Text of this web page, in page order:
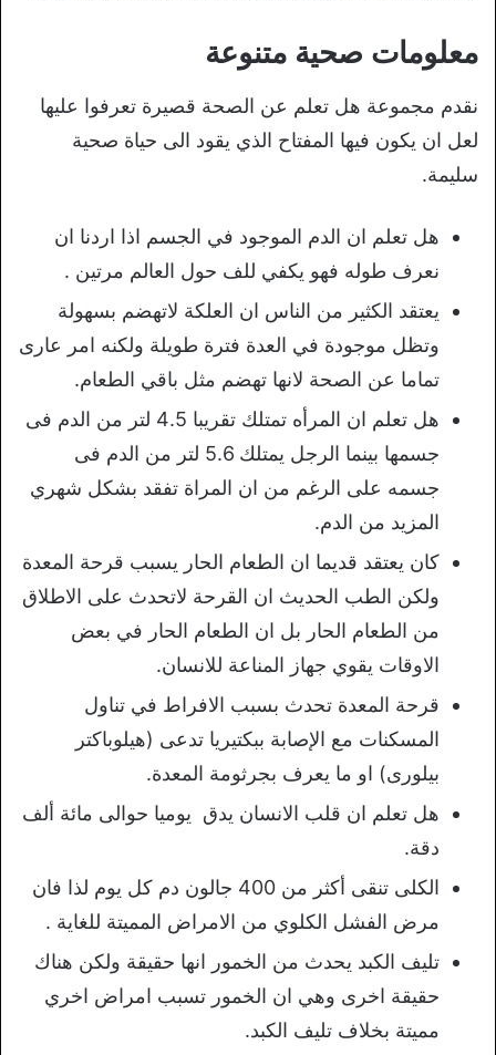
معلومات صحية متنوعة
نقدم مجموعة هل تعلم عن الصحة قصيرة تعرفوا عليها
لعل ان يكون فيها المفتاح الذي يقود الى حياة صحية
سليمة.
هل تعلم ان الدم الموجود في الجسم اذا اردنا ان
نعرف طوله فهو يكفي للف حول العالم مرتين .
يعتقد الكثير من الناس ان العلكة لاتهضم بسهولة
وتظل موجودة في العدة فترة طويلة ولكنه امر عارى
تماما عن الصحة لانها تهضم مثل باقي الطعام.
هل تعلم ان المرأه تمتلك تقريبا 4.5 لتر من الدم فى
جسمها بينما الرجل يمتلك 5.6 لتر من الدم فى
جسمه على الرغم من ان المراة تفقد بشكل شهري
المزيد من الدم.
كان يعتقد قديما ان الطعام الحار يسبب قرحة المعدة
ولكن الطب الحديث ان القرحة لاتحدث على الاطلاق
من الطعام الحار بل ان الطعام الحار في بعض
الاوقات يقوي جهاز المناعة للانسان.
قرحة المعدة تحدث بسبب الافراط في تناول
المسكنات مع الإصابة ببكتيريا تدعى (هيلوباكتر
بيلورى) او ما يعرف بجرثومة المعدة.
هل تعلم ان قلب الانسان يدق يوميا حوالى مائة ألف
دقة.
الكلى تنقى أكثر من 400 جالون دم كل يوم لذا فان
مرض الفشل الكلوي من الامراض المميتة للغاية .
تليف الكبد يحدث من الخمور انها حقيقة ولكن هناك
حقيقة اخرى وهي ان الخمور تسبب امراض اخري
مميتة بخلاف تليف الكبد.